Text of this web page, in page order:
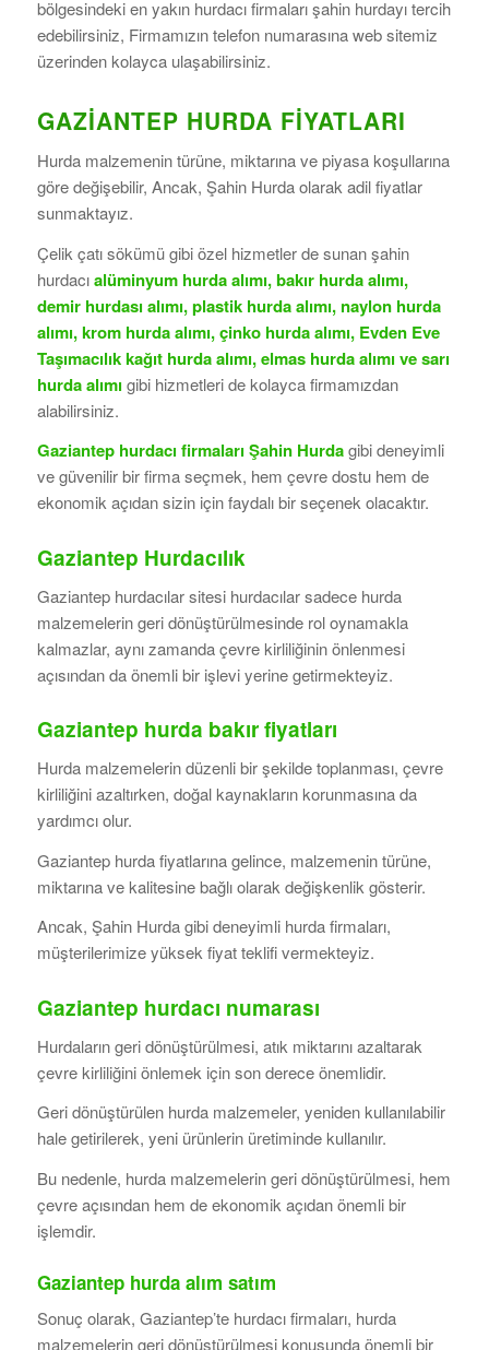
bölgesindeki en yakın hurdacı firmaları şahin hurdayı tercih
edebilirsiniz, Firmamızın telefon numarasına web sitemiz
üzerinden kolayca ulaşabilirsiniz.
GAZIANTEP HURDA FIYATLARI
Hurda malzemenin türüne, miktarına ve piyasa koşullarına
göre değişebilir, Ancak, Şahin Hurda olarak adil fiyatlar
sunmaktayız.
Çelik çatı sökümü gibi özel hizmetler de sunan şahin
hurdacıalüminyum hurda alımı, bakır hurda alımı,
demir hurdası alımı, plastik hurda alımı, naylon hurda
alımı, krom hurda alımı, çinko hurda alımı, Evden Eve
Taşımacılıkkağıt hurda alımı, elmas hurda alımı ve sarı
hurda alımı gibi hizmetleri de kolayca firmamızdan
alabilirsiniz.
Gaziantep hurdacı firmaları Şahin Hurdagibi deneyimli
ve güvenilir bir firma seçmek, hem çevre dostu hem de
ekonomik açıdan sizin için faydalı bir seçenek olacaktır.
Gaziantep Hurdacılık
Gaziantep hurdacılar sitesi hurdacılar sadece hurda
malzemelerin geri dönüştürülmesinde rol oynamakla
kalmazlar, aynı zamanda çevre kirliliğinin önlenmesi
açısından da önemli bir işlevi yerine getirmekteyiz.
Gaziantep hurda bakır fiyatları
Hurda malzemelerin düzenli bir şekilde toplanması, çevre
kirliliğini azaltırken, doğal kaynakların korunmasına da
yardımcı olur.
Gaziantep hurda fiyatlarına gelince, malzemenin türüne,
miktarına ve kalitesine bağlı olarak değişkenlik gösterir.
Ancak, Şahin Hurda gibi deneyimli hurda firmaları,
müşterilerimize yüksek fiyat teklifi vermekteyiz.
Gaziantep hurdacı numarası
Hurdaların geri dönüştürülmesi, atık miktarını azaltarak
çevre kirliliğini önlemek için son derece önemlidir.
Geri dönüştürülen hurda malzemeler, yeniden kullanılabilir
hale getirilerek, yeni ürünlerin üretiminde kullanılır.
Bu nedenle, hurda malzemelerin geri dönüştürülmesi, hem
çevre açısından hem de ekonomik açıdan önemli bir
işlemdir.
Gaziantep hurda alım satım
Sonuç olarak, Gaziantep’te hurdacı firmaları, hurda
malzemelerin geri dönüştürülmesi konusunda önemli bir